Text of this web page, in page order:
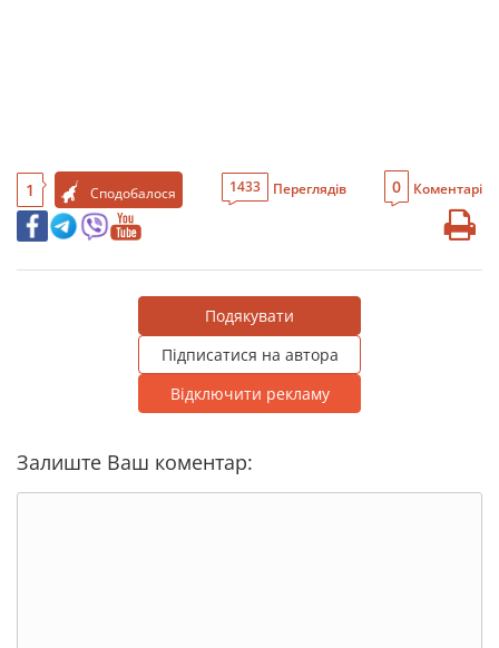
1 Сподобалося 1433 Переглядів 0 Коментарі
Подякувати
Підписатися на автора
Відключити рекламу
Залиште Ваш коментар: